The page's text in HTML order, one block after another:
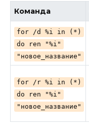
Команда
for /d %i in (*)
do ren "%i"
"новое_название"
for /r %i in (*)
do ren "%i"
"новое_название"